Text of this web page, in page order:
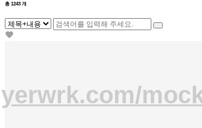
총 1243 개